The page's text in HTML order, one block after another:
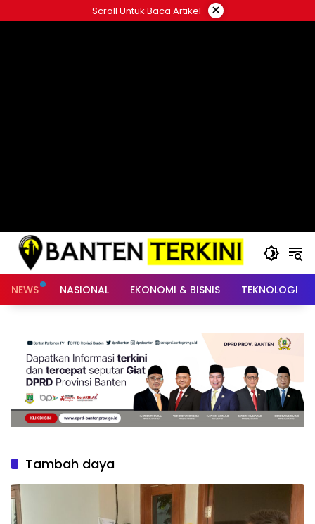
ke
Scroll Untuk Baca Artikel ×
NEWS NASIONAL EKONOMI & BISNIS TEKNOLOGI
Tambah daya